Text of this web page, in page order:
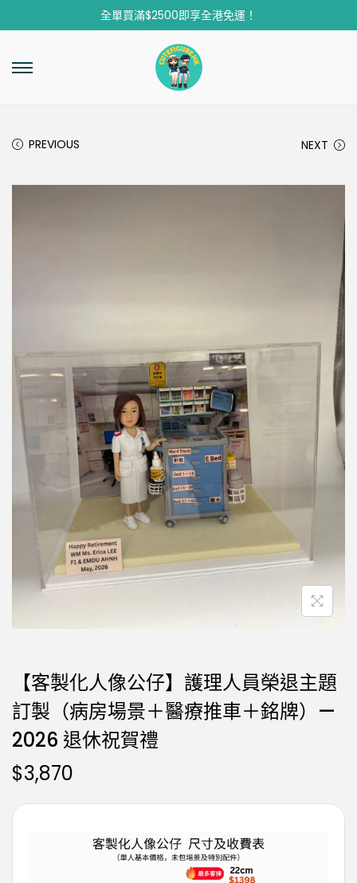
全單買滿$2500即享全港免運！
PREVIOUS NEXT
【客製化人像公仔】護理人員榮退主題
訂製（病房場景＋醫療推車＋銘牌）—
2026 退休祝賀禮
$3,870